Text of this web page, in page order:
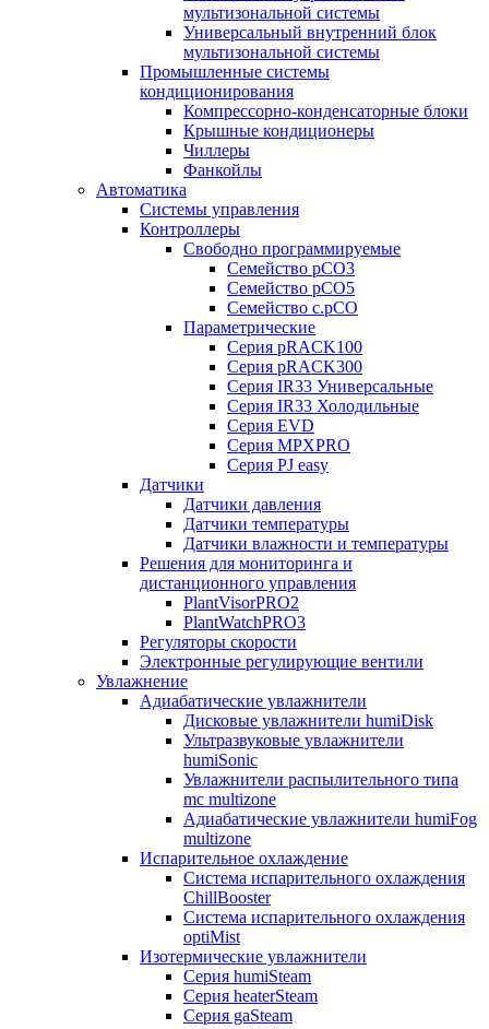
мультизональной системы
Универсальный внутренний блок
мультизональной системы
Промышленные системы
кондиционирования
Компрессорно-конденсаторные блоки
Крышные кондиционеры
Чиллеры
Фанкойлы
Автоматика
Системы управления
Контроллеры
Свободно программируемые
Семейство pCO3
Семейство pCO5
Семейство c.pCO
Параметрические
Серия pRACK100
Серия pRACK300
Серия IR33 Универсальные
Серия IR33 Холодильные
Серия EVD
Серия MPXPRO
Серия PJ easy
Датчики
Датчики давления
Датчики температуры
Датчики влажности и температуры
Решения для мониторинга и
дистанционного управления
PlantVisorPRO2
PlantWatchPRO3
Регуляторы скорости
Электронные регулирующие вентили
Увлажнение
Адиабатические увлажнители
Дисковые увлажнители humiDisk
Ультразвуковые увлажнители
humiSonic
Увлажнители распылительного типа
mc multizone
Адиабатические увлажнители humiFog
multizone
Испарительное охлаждение
Система испарительного охлаждения
ChillBooster
Система испарительного охлаждения
optiMist
Изотермические увлажнители
Серия humiSteam
Серия heaterSteam
Серия gaSteam